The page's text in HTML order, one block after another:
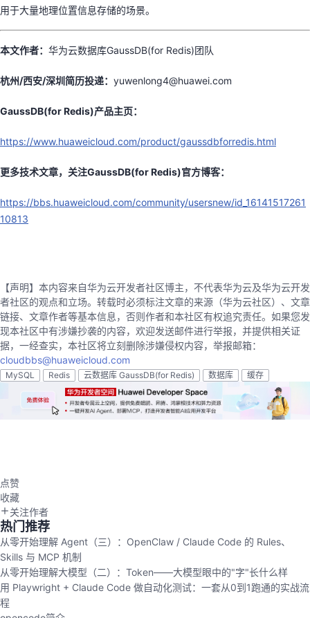
用于大量地理位置信息存储的场景。
本文作者： 华为云数据库GaussDB(for Redis)团队
杭州/西安/深圳简历投递： yuwenlong4@huawei.com
GaussDB(for Redis)产品主页：
https://www.huaweicloud.com/product/gaussdbforredis.html
更多技术文章，关注GaussDB(for Redis)官方博客：
https://bbs.huaweicloud.com/community/usersnew/id_16141517261
10813
【声明】本内容来自华为云开发者社区博主，不代表华为云及华为云开发
者社区的观点和立场。转载时必须标注文章的来源（华为云社区）、文章
链接、文章作者等基本信息，否则作者和本社区有权追究责任。如果您发
现本社区中有涉嫌抄袭的内容，欢迎发送邮件进行举报，并提供相关证
据，一经查实，本社区将立刻删除涉嫌侵权内容，举报邮箱：
cloudbbs@huaweicloud.com
MySQL Redis 云数据库 GaussDB(for Redis) 数据库 缓存
点赞
收藏
关注作者
热门推荐
从零开始理解 Agent（三）：OpenClaw / Claude Code 的 Rules、
Skills 与 MCP 机制
从零开始理解大模型（二）：Token——大模型眼中的"字"长什么样
用 Playwright + Claude Code 做自动化测试：一套从0到1跑通的实战流
程